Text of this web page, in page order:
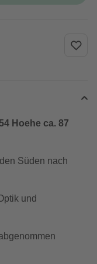
Hoehe ca. 87
Süden nach
und